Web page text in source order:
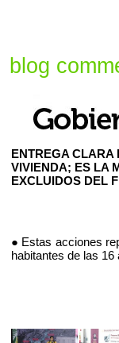
blog
ENTREGA CLARA
VIVIENDA; ES LA
EXCLUIDOS DEL
● Estas acciones
habitantes de las